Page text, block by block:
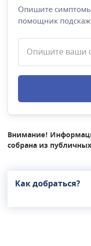
Опишите
помощник
Внимание!
собрана из
Как добраться?